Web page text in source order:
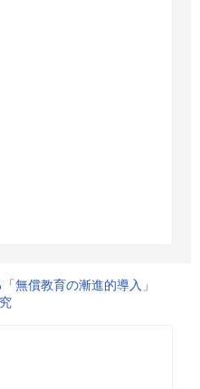
無償教育の漸進的導入」